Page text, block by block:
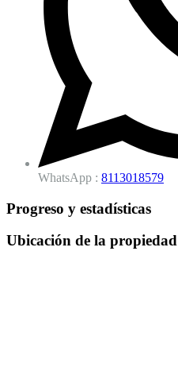
WhatsApp : 8113018579
Progreso y estadísticas
Ubicación de la propiedad